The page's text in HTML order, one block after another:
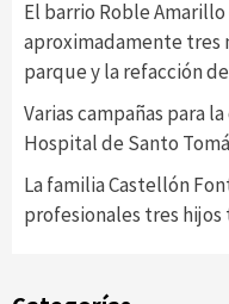
El barrio Roble
aproximadamente tres
parque y la refacción
Varias campañas para
Hospital de Santo
La familia Castellón
profesionales tres hijos